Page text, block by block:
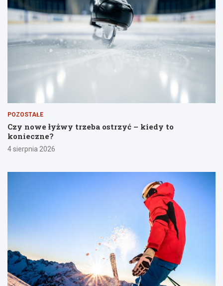
POZOSTAŁE
Czy nowe łyżwy trzeba ostrzyć – kiedy to
konieczne?
4 sierpnia 2026